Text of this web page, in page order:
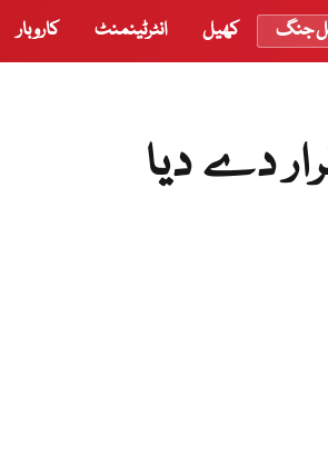
جنگ کھیل انٹرٹینمنٹ کاروبار
دے دیا